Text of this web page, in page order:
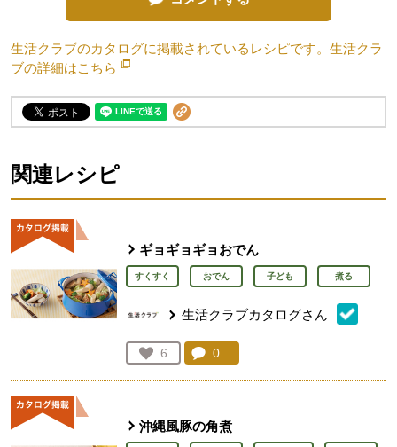
生活クラブのカタログに掲載されているレシピです。生活クラ
ブの詳細はこちら 別のウィンドウで開きます。
関連レシピ
ギョギョギョおでん
すくすく おでん 子ども 煮る
生活クラブカタログさん
お気に入り登録：
6
人が登録
コメント：
0
沖縄風豚の角煮